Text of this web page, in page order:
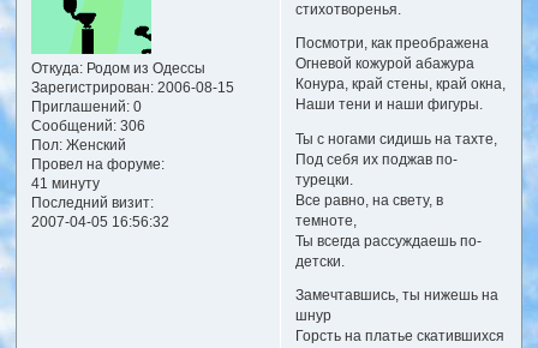
Откуда:Родом из Одессы
Зарегистрирован: 2006-08-15
Приглашений:0
Сообщений:306
Пол:Женский
Провел на форуме:
41 минуту
Последний визит:
2007-04-05 16:56:32
стихотворенья.
Посмотри, как преображена
Огневой кожурой абажура
Конура, край стены, край окна,
Наши тени и наши фигуры.
Ты с ногами сидишь на тахте,
Под себя их поджав по-
турецки.
Все равно, на свету, в
темноте,
Ты всегда рассуждаешь по-
детски.
Замечтавшись, ты нижешь на
шнур
Горсть на платье скатившихся